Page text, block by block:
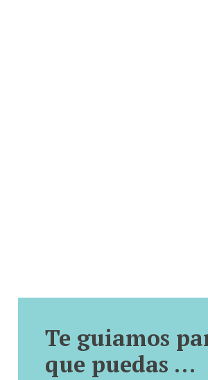
Te guiamos
que puedas …